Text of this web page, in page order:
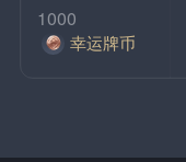
1000
幸运牌币